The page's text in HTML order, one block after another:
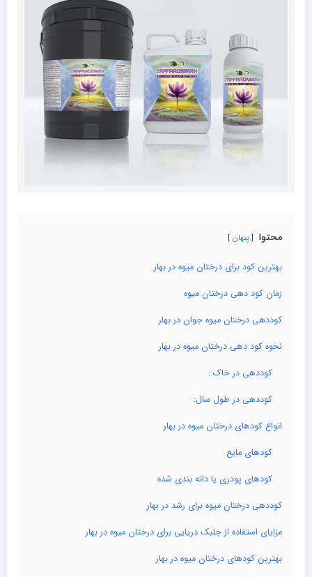
محتوا پنهان
بهترین کود برای درختان میوه در بهار
زمان کود دهی درختان میوه
کوددهی درختان میوه جوان در بهار
نحوه کود دهی درختان میوه در بهار
کوددهی در خاک :
کوددهی در طول سال:
انواع کودهای درختان میوه در بهار
کودهای مایع
کودهای پودری یا دانه بندی شده
کوددهی درختان میوه برای رشد در بهار
مزایای استفاده از جلبک دریایی برای درختان میوه در بهار
بهترین کودهای درختان میوه در بهار